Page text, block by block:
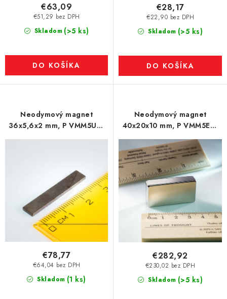
Skladom (>5 ks)
€51,29 bez DPH
€63,09
DO KOŠÍKA
Skladom (>5 ks)
€22,90 bez DPH
€28,17
DO KOŠÍKA
Neodymový magnet
36x5,6x2 mm, P VMM5UH-
180 °C
Skladom (1 ks)
€64,04 bez DPH
€78,77
Neodymový magnet
40x20x10 mm, P VMM5EH-
200 °C
Skladom (>5 ks)
€230,02 bez DPH
€282,92